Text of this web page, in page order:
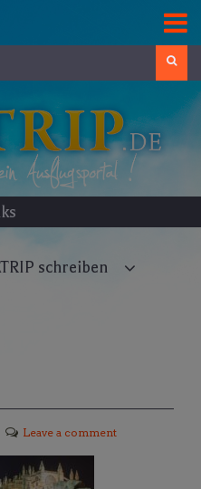
schreiben
Leave a comment